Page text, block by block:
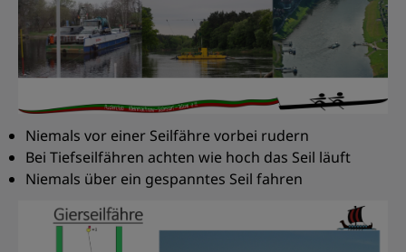
Niemals vor einer Seilfähre vorbei rudern
Bei Tiefseilfähren achten wie hoch das Seil läuft
Niemals über ein gespanntes Seil fahren